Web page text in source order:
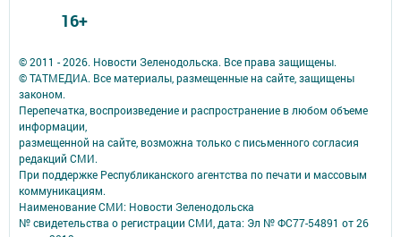
© 2011 - 2026. Новости Зеленодольска. Все права защищены.
© ТАТМЕДИА. Все материалы, размещенные на сайте, защищены
законом.
Перепечатка, воспроизведение и распространение в любом объеме
информации,
размещенной на сайте, возможна только с письменного согласия
редакций СМИ.
При поддержке Республиканского агентства по печати и массовым
коммуникациям.
Наименование СМИ: Новости Зеленодольска
№ свидетельства о регистрации СМИ, дата: Эл № ФС77-54891 от 26
16+